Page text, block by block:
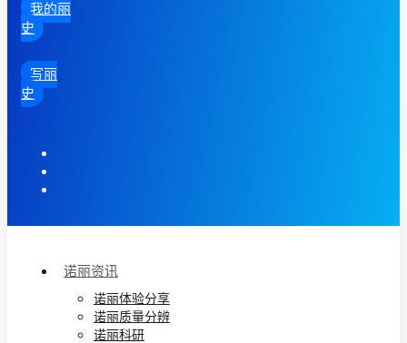
我的丽
史
写丽
史
诺丽资讯
诺丽体验分享
诺丽质量分辨
诺丽科研